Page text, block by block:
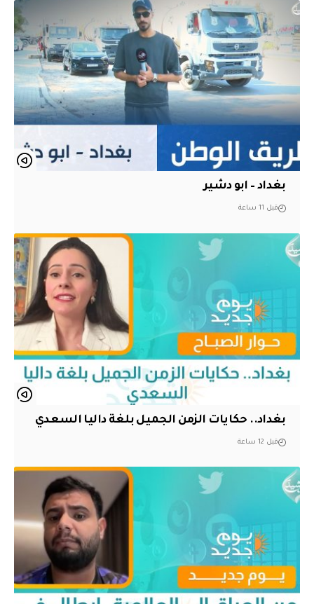
بغداد – ابو دشير
قبل 11 ساعة
بغداد.. حكايات الزمن الجميل بلغة داليا السعدي
قبل 12 ساعة